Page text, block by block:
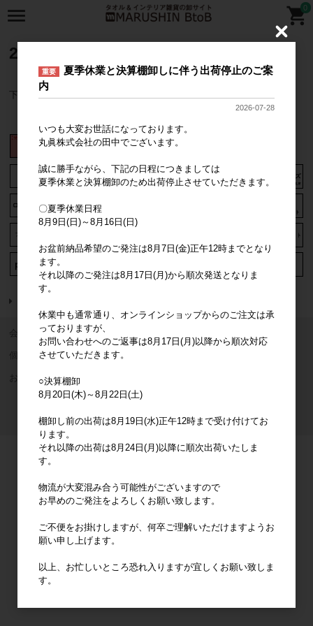
0
2025年秋冬商品リスト
下記バナーをタップいただくと商品のリストを確認できます。
会社概要 ご利用案内
個人情報の取り扱いについて
お問い合わせ
重要
夏季休業と決算棚卸しに伴う出荷停止のご案
内
2026-07-28
いつも大変お世話になっております。
丸眞株式会社の田中でございます。
誠に勝手ながら、下記の日程につきましては
夏季休業と決算棚卸のため出荷停止させていただきます。
〇夏季休業日程
8月9日(日)～8月16日(日)
お盆前納品希望のご発注は8月7日(金)正午12時までとなり
ます。
それ以降のご発注は8月17日(月)から順次発送となりま
す。
休業中も通常通り、オンラインショップからのご注文は承
っておりますが、
お問い合わせへのご返事は8月17日(月)以降から順次対応
させていただきます。
○決算棚卸
8月20日(木)～8月22日(土)
棚卸し前の出荷は8月19日(水)正午12時まで受け付けてお
ります。
それ以降の出荷は8月24日(月)以降に順次出荷いたしま
す。
物流が大変混み合う可能性がございますので
お早めのご発注をよろしくお願い致します。
ご不便をお掛けしますが、何卒ご理解いただけますようお
願い申し上げます。
以上、お忙しいところ恐れ入りますが宜しくお願い致しま
す。
C